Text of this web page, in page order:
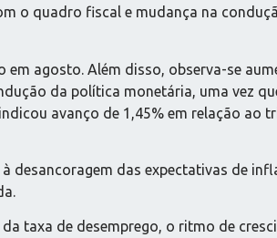
o quadro fiscal e mudança na
agosto. Além disso, observa-se
da política monetária, uma vez
avanço de 1,45% em relação ao
desancoragem das expectativas de
taxa de desemprego, o ritmo de